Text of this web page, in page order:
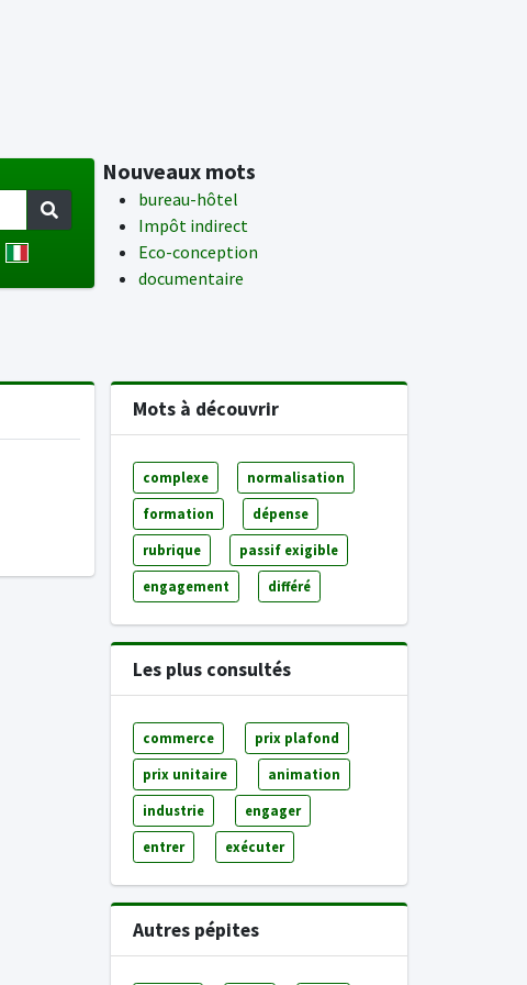
Nouveaux mots
bureau-hôtel
Impôt indirect
Eco-conception
documentaire
Mots à découvrir
complexe normalisation
formation dépense
rubrique passif exigible
engagement différé
Les plus consultés
commerce prix plafond
prix unitaire animation
industrie engager
entrer exécuter
Autres pépites